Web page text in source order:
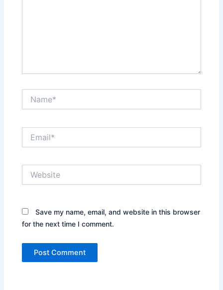
Save my name, email, and website in this browser
for the next time I comment.